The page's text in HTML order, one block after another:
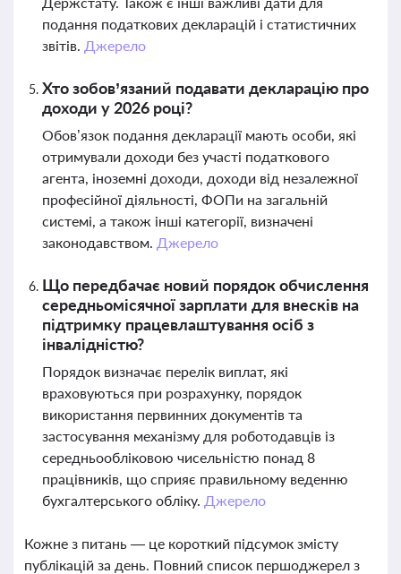
подання податкових декларацій і статистичних
звітів. Джерело
Хто зобов’язаний подавати декларацію про
доходи у 2026 році?
Обов’язок подання декларації мають особи, які
отримували доходи без участі податкового
агента, іноземні доходи, доходи від незалежної
професійної діяльності, ФОПи на загальній
системі, а також інші категорії, визначені
законодавством. Джерело
Що передбачає новий порядок обчислення
середньомісячної зарплати для внесків на
підтримку працевлаштування осіб з
інвалідністю?
Порядок визначає перелік виплат, які
враховуються при розрахунку, порядок
використання первинних документів та
застосування механізму для роботодавців із
середньообліковою чисельністю понад 8
працівників, що сприяє правильному веденню
бухгалтерського обліку. Джерело
Кожне з питань — це короткий підсумок змісту
публікацій за день. Повний список першоджерел з